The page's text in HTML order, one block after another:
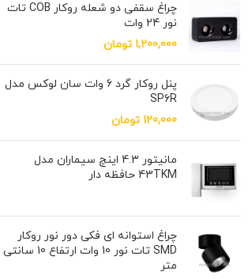
چراغ سقفی دو شعله روکار COB تات
نور 24 وات
1,200,000 تومان
پنل روکار گرد 6 وات سان لوکس مدل
SP6R
120,000 تومان
مانیتور 4.3 اینچ سیماران مدل
43TKM حافظه دار
چراغ استوانه ای فکی دور نور روکار
SMD تات نور 10 وات ارتفاع 10 سانتی
متر